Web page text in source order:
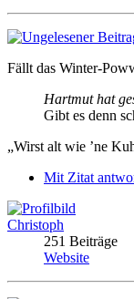
Fällt das Winter-
Hartmut hat
Gibt es denn
„Wirst alt wie ’ne
Mit Zitat
Christoph
251 Beiträge
Website